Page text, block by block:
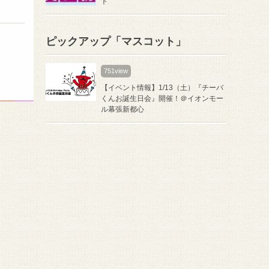
ピックアップ「マスコット」
751view
【イベント情報】1/13（土）『チーバ
くんお誕生日会』開催！＠イオンモー
ル幕張新都心